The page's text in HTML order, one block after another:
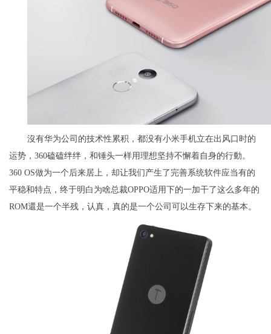
沒有华为公司的技术性累积，都没有小米手机立在出风口时的
运势，360磕磕绊绊，和锤头一样用理想坚持不懈着自身的行動。
360 OS做为一个后来居上，却让我们产生了完善系统软件应当有的
平稳和特点，终于明白为啥总裁OPPO适用下的一加干了这么多年的
ROM還是一个半残，认真，真的是一个公司可以生存下来的基本。